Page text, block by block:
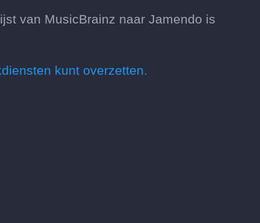
van MusicBrainz naar Jamendo is
kunt overzetten.